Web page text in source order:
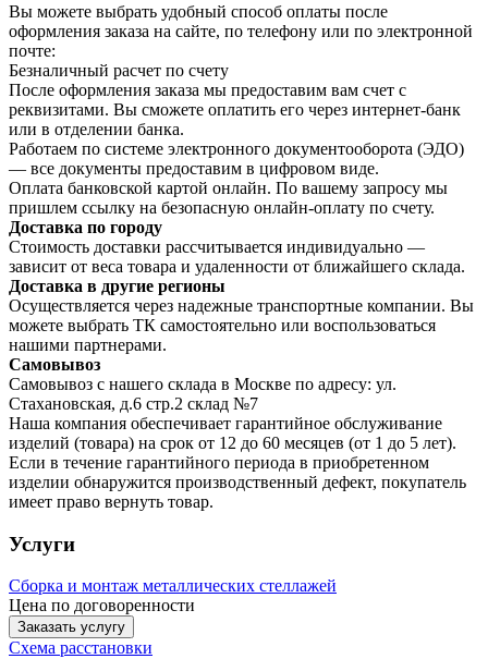
Вы можете выбрать удобный способ оплаты после
оформления заказа на сайте, по телефону или по электронной
почте:
Безналичный расчет по счету
После оформления заказа мы предоставим вам счет с
реквизитами. Вы сможете оплатить его через интернет-банк
или в отделении банка.
Работаем по системе электронного документооборота (ЭДО)
— все документы предоставим в цифровом виде.
Оплата банковской картой онлайн. По вашему запросу мы
пришлем ссылку на безопасную онлайн-оплату по счету.
Доставка по городу
Стоимость доставки рассчитывается индивидуально —
зависит от веса товара и удаленности от ближайшего склада.
Доставка в другие регионы
Осуществляется через надежные транспортные компании. Вы
можете выбрать ТК самостоятельно или воспользоваться
нашими партнерами.
Самовывоз
Самовывоз с нашего склада в Москве по адресу: ул.
Стахановская, д.6 стр.2 склад №7
Наша компания обеспечивает гарантийное обслуживание
изделий (товара) на срок от 12 до 60 месяцев (от 1 до 5 лет).
Если в течение гарантийного периода в приобретенном
изделии обнаружится производственный дефект, покупатель
имеет право вернуть товар.
Услуги
Сборка и монтаж металлических стеллажей
Цена по договоренности
Заказать услугу
Схема расстановки